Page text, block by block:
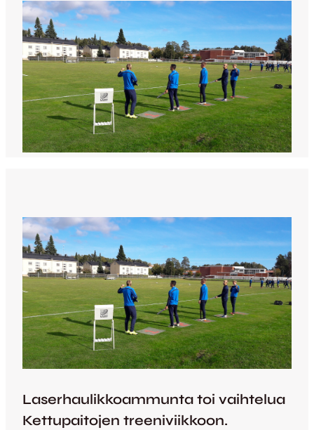
Laserhaulikkoammunta toi vaihtelua
Kettupaitojen treeniviikkoon.